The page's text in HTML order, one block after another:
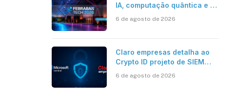
IA, computação quântica e os
bancária
6 de agosto de 2026
Claro empresas detalha ao
Crypto ID projeto de SIEM
resposta automatizada
6 de agosto de 2026